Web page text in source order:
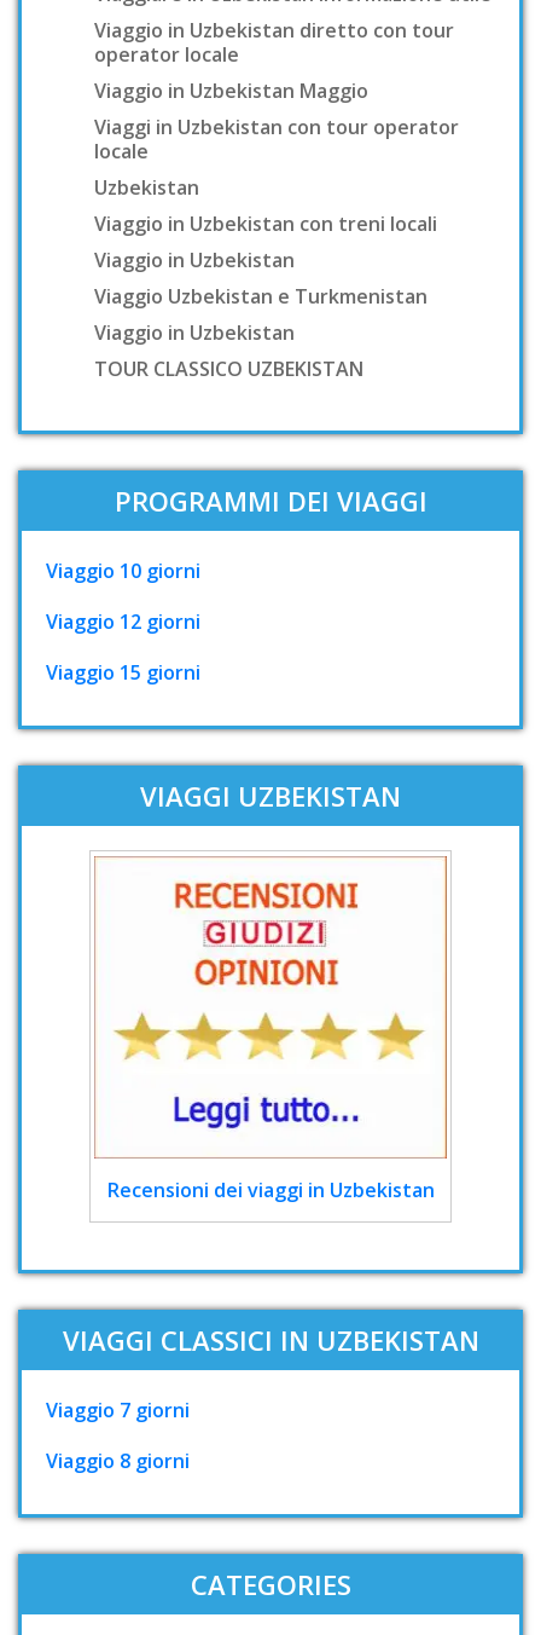
Viaggio in Uzbekistan diretto con tour
operator locale
Viaggio in Uzbekistan Maggio
Viaggi in Uzbekistan con tour operator
locale
Uzbekistan
Viaggio in Uzbekistan con treni locali
Viaggio in Uzbekistan
Viaggio Uzbekistan e Turkmenistan
Viaggio in Uzbekistan
TOUR CLASSICO UZBEKISTAN
PROGRAMMI DEI VIAGGI
Viaggio 10 giorni
Viaggio 12 giorni
Viaggio 15 giorni
VIAGGI UZBEKISTAN
Recensioni dei viaggi in Uzbekistan
VIAGGI CLASSICI IN UZBEKISTAN
Viaggio 7 giorni
Viaggio 8 giorni
CATEGORIES